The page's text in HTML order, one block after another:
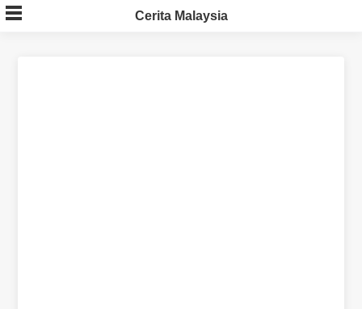
Skip
to
Cerita Malaysia